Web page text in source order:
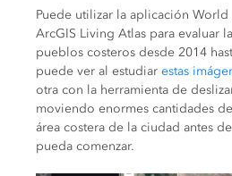
Puede utilizar la aplicación World
ArcGIS Living Atlas para evaluar
pueblos costeros desde 2014
puede ver al estudiar estas
otra con la herramienta de
moviendo enormes cantidades
área costera de la ciudad antes
pueda comenzar.